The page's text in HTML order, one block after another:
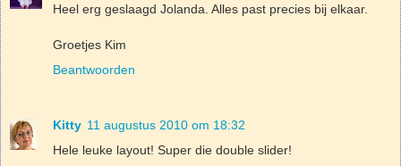
Heel erg geslaagd Jolanda. Alles past precies bij elkaar.
Groetjes Kim
Beantwoorden
Kitty 11 augustus 2010 om 18:32
Hele leuke layout! Super die double slider!